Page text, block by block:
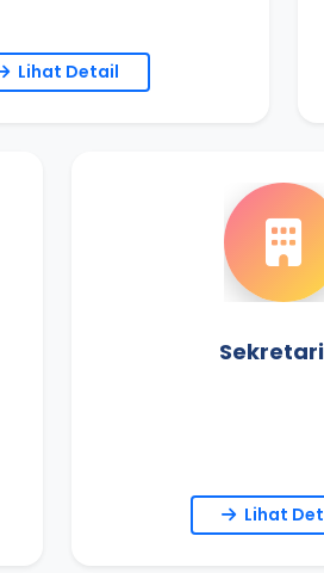
Lihat Detail
Lihat